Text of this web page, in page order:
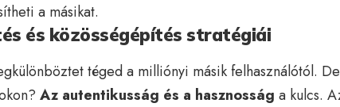
a másikat.
és közösségépítés stratégiái
téged a milliónyi másik felhasználótól.
Az autentikusság és a hasznosság a kulcs.